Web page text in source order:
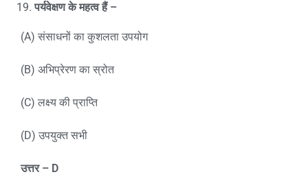
पर्यवेक्षण के महत्व हैं –
(A) संसाधनों का कुशलता उपयोग
(B) अभिप्रेरण का स्रोत
(C) लक्ष्य की प्राप्ति
(D) उपयुक्त सभी
उत्तर – D